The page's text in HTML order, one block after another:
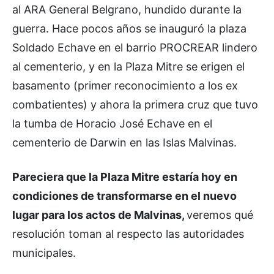
al ARA General Belgrano, hundido durante la
guerra. Hace pocos años se inauguró la plaza
Soldado Echave en el barrio PROCREAR lindero
al cementerio, y en la Plaza Mitre se erigen el
basamento (primer reconocimiento a los ex
combatientes) y ahora la primera cruz que tuvo
la tumba de Horacio José Echave en el
cementerio de Darwin en las Islas Malvinas.
Pareciera que la Plaza Mitre estaría hoy en
condiciones de transformarse en el nuevo
lugar para los actos de Malvinas,veremos qué
resolución toman al respecto las autoridades
municipales.